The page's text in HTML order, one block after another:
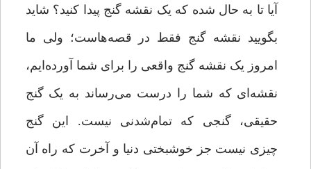
آیا تا به‌ حال شده که یک نقشه گنج پیدا کنید؟ شاید
بگویید نقشه گنج فقط در قصه‌هاست؛ ولی ما
امروز یک نقشه گنج واقعی را برای شما آورده‌ایم،
نقشه‌ای که شما را درست می‌رساند به یک گنج
حقیقی، گنجی که تمام‌شدنی نیست. این گنج
چیزی نیست جز خوشبختی دنیا و آخرت که راه آن